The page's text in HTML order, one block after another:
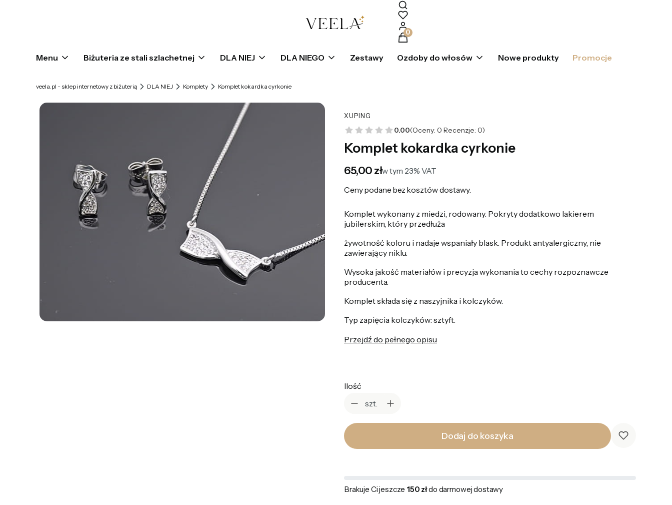
Produkty w koszyku: 0. Zobacz szczegóły
Menu Biżuteria ze stali szlachetnej DLA NIEJ DLA NIEGO Zestawy Ozdoby do włosów Nowe produkty Promocje
veela.pl - sklep internetowy z biżuterią DLA NIEJ Komplety Komplet kokardka cyrkonie
XUPING
0.00(Oceny: 0 Recenzje: 0)
Komplet kokardka cyrkonie
Cena
65,00 złw tym 23% VAT
w tym 23% VAT
Ceny podane bez kosztów dostawy.
Komplet wykonany z miedzi, rodowany. Pokryty dodatkowo lakierem
jubilerskim, który przedłuża
żywotność koloru i nadaje wspaniały blask. Produkt antyalergiczny, nie
zawierający niklu.
Wysoka jakość materiałów i precyzja wykonania to cechy rozpoznawcze
producenta.
Komplet składa się z naszyjnika i kolczyków.
Typ zapięcia kolczyków: sztyft.
Przejdź do pełnego opisu
Ilość
szt.
Dodaj do koszyka
Brakuje Ci jeszcze 150 złdo darmowej dostawy